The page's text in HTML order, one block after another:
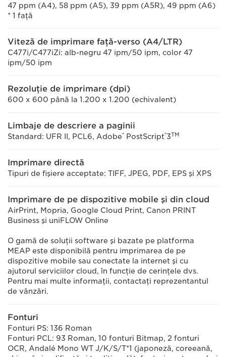
47 ppm (A4), 58 ppm (A5), 39 ppm (A5R), 49 ppm (A6)
* 1 faţă
Viteză de imprimare faţă-verso (A4/LTR)
C477i/C477iZi: alb-negru 47 ipm/50 ipm, color 47
ipm/50 ipm
Rezoluţie de imprimare (dpi)
600 x 600 până la 1.200 x 1.200 (echivalent)
Limbaje de descriere a paginii
Standard: UFR II, PCL6, Adobe® PostScript®3TM
Imprimare directă
Tipuri de fişiere acceptate: TIFF, JPEG, PDF, EPS şi XPS
Imprimare de pe dispozitive mobile şi din cloud
AirPrint, Mopria, Google Cloud Print, Canon PRINT
Business şi uniFLOW Online
O gamă de soluţii software şi bazate pe platforma
MEAP este disponibilă pentru imprimarea de pe
dispozitive mobile sau conectate la internet şi cu
ajutorul serviciilor cloud, în funcţie de cerinţele dvs.
Pentru mai multe informaţii, contactaţi reprezentantul
de vânzări.
Fonturi
Fonturi PS: 136 Roman
Fonturi PCL: 93 Roman, 10 fonturi Bitmap, 2 fonturi
OCR, Andalé Mono WT J/K/S/T*1 (japoneză, coreeană,